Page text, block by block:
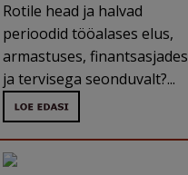
Rotile head ja halvad
perioodid tööalases elus,
armastuses, finantsasjades
ja tervisega seonduvalt?...